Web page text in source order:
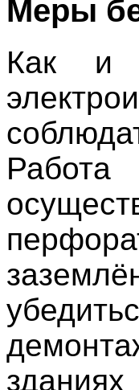
Меры
Как и
Работа